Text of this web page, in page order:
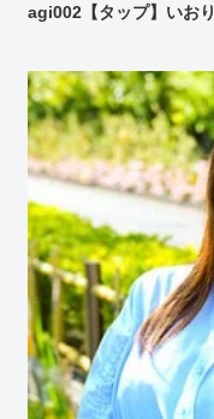
agi002【タップ】いおり